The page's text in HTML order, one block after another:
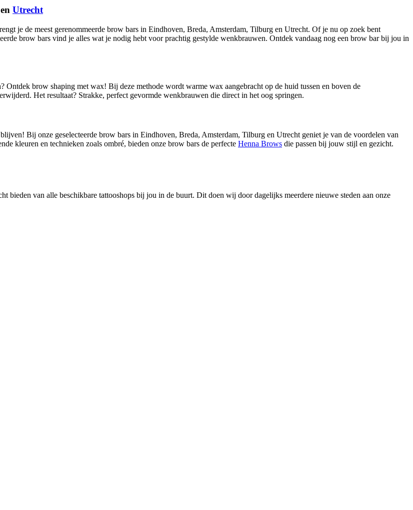
en Utrecht
je de meest gerenommeerde brow bars in Eindhoven, Breda, Amsterdam, Tilburg en Utrecht. Of je nu op zoek bent
brow bars vind je alles wat je nodig hebt voor prachtig gestylde wenkbrauwen. Ontdek vandaag nog een brow bar bij jou in
brow shaping met wax! Bij deze methode wordt warme wax aangebracht op de huid tussen en boven de
Het resultaat? Strakke, perfect gevormde wenkbrauwen die direct in het oog springen.
Bij onze geselecteerde brow bars in Eindhoven, Breda, Amsterdam, Tilburg en Utrecht geniet je van de voordelen van
kleuren en technieken zoals ombré, bieden onze brow bars de perfecte Henna Brows die passen bij jouw stijl en gezicht.
bieden van alle beschikbare tattooshops bij jou in de buurt. Dit doen wij door dagelijks meerdere nieuwe steden aan onze